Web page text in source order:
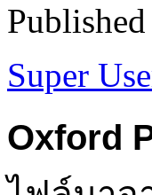
Super
Oxford